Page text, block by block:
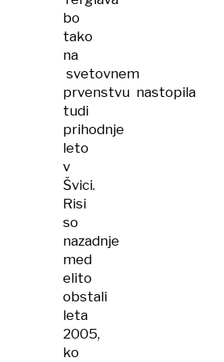
bo
tako
na
svetovnem
prvenstvu nastopila
tudi
prihodnje
leto
v
Švici.
Risi
so
nazadnje
med
elito
obstali
leta
2005,
ko